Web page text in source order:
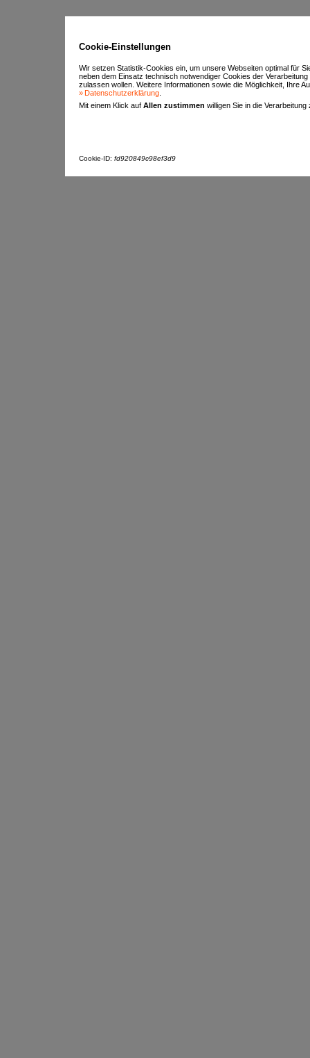
Cookie-Einstellungen
Wir setzen Statistik-Cookies ein, um unsere Webseiten optimal für
neben dem Einsatz technisch notwendiger Cookies der
zulassen wollen. Weitere Informationen sowie die Möglichkeit, Ihre
Datenschutzerklärung
Mit einem Klick auf Allen zustimmen willigen Sie in die
Cookie-ID: fd920849c98ef3d9